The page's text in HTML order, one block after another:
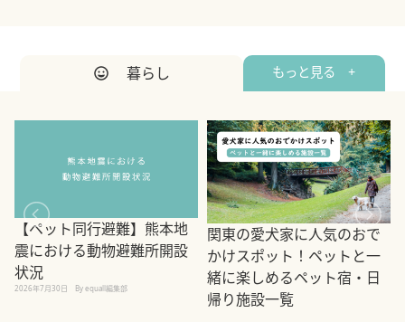
暮らし もっと見る +
【ペット同行避難】熊本地
震における動物避難所開設
状況
2026年7月30日 By equall編集部
関東の愛犬家に人気のおで
かけスポット！ペットと一
緒に楽しめるペット宿・日
帰り施設一覧